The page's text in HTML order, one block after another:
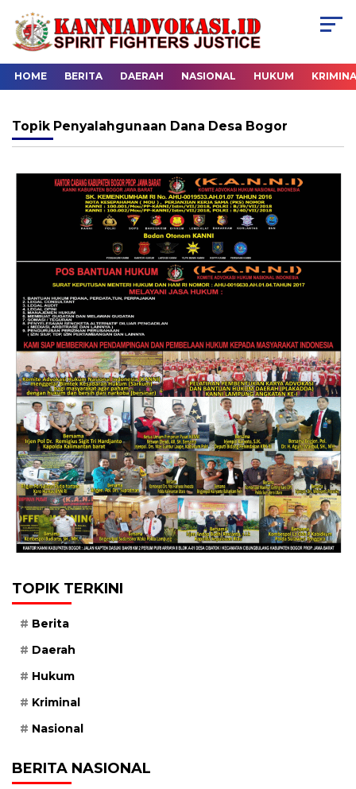
HOME BERITA DAERAH NASIONAL HUKUM
Topik Penyalahgunaan Dana Desa Bogor
TOPIK TERKINI
Berita
Daerah
Hukum
Kriminal
Nasional
BERITA NASIONAL